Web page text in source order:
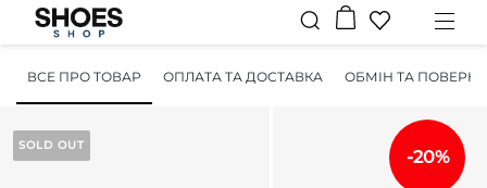
ВСЕ ПРО ТОВАР ОПЛАТА ТА ДОСТАВКА ОБМІН ТА
-20%
SOLD OUT